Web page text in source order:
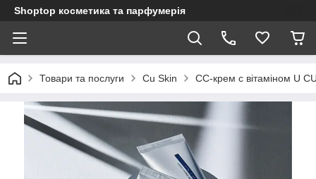
Shoptop косметика та парфумерія
Товари та послуги Cu Skin СС-крем с вітаміном U